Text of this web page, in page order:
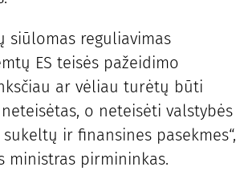
siūlomas reguliavimas
ES teisės pažeidimo
ar vėliau turėtų būti
o neteisėti valstybės
ir finansines pasekmes“,
ministras pirmininkas.